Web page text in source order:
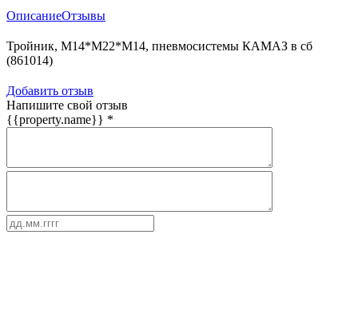
ОписаниеОтзывы
Тройник, М14*М22*М14, пневмосистемы КАМАЗ в сб
(861014)
Добавить отзыв
Напишите свой отзыв
{{property.name}} *